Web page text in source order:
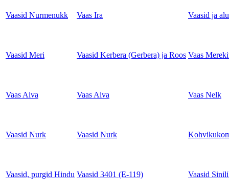
Vaasid Nurmenukk Vaas Ira Vaasid ja
Vaasid Meri Vaasid Kerbera (Gerbera) ja Roos Vaas
Vaas Aiva Vaas Aiva Vaas Nelk
Vaasid Nurk Vaasid Nurk
Vaasid, purgid Hindu Vaasid 3401 (E-119) Vaasid